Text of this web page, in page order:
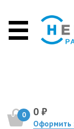
0 0 ₽
Оформить